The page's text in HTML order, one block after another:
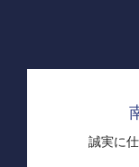
誠実に